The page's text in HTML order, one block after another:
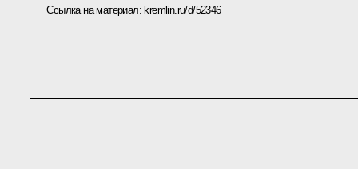
Ссылка на материал: kremlin.ru/d/52346